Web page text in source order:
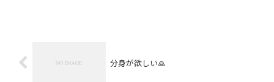
分身が欲しい🙏